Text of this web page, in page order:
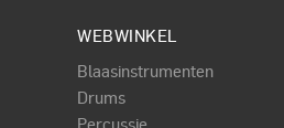
WEBWINKEL
Blaasinstrumenten
Drums
Percussie